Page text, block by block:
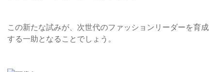
この新たな試みが、次世代のファッションリーダーを育成
する一助となることでしょう。